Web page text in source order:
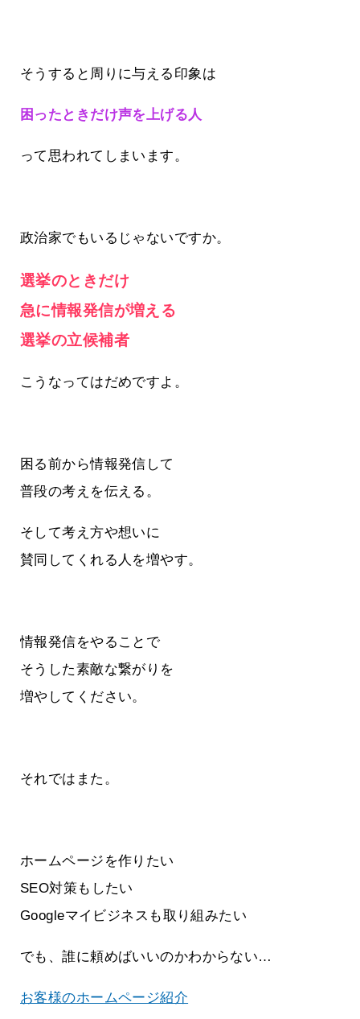
そうすると周りに与える印象は
困ったときだけ声を上げる人
って思われてしまいます。
政治家でもいるじゃないですか。
選挙のときだけ
急に情報発信が増える
選挙の立候補者
こうなってはだめですよ。
困る前から情報発信して
普段の考えを伝える。
そして考え方や想いに
賛同してくれる人を増やす。
情報発信をやることで
そうした素敵な繋がりを
増やしてください。
それではまた。
ホームページを作りたい
SEO対策もしたい
Googleマイビジネスも取り組みたい
でも、誰に頼めばいいのかわからない…
お客様のホームページ紹介